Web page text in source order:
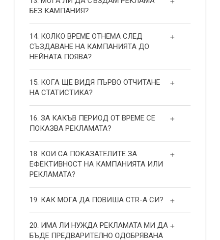
БЕЗ КАМПАНИЯ?
14. КОЛКО ВРЕМЕ ОТНЕМА СЛЕД
СЪЗДАВАНЕ НА КАМПАНИЯТА ДО
НЕЙНАТА ПОЯВА?
15. КОГА ЩЕ ВИДЯ ПЪРВО ОТЧИТАНЕ
НА СТАТИСТИКА?
16. ЗА КАКЪВ ПЕРИОД ОТ ВРЕМЕ СЕ
ПОКАЗВА РЕКЛАМАТА?
18. КОИ СА ПОКАЗАТЕЛИТЕ ЗА
ЕФЕКТИВНОСТ НА КАМПАНИЯТА ИЛИ
РЕКЛАМАТА?
19. КАК МОГА ДА ПОВИША СТR-А СИ?
20. ИМА ЛИ НУЖДА РЕКЛАМАТА МИ ДА
БЪДЕ ПРЕДВАРИТЕЛНО ОДОБРЯВАНА